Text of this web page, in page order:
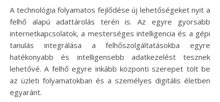
A technológia folyamatos fejlődése új lehetőségeket nyit a
felhő alapú adattárolás terén is. Az egyre gyorsabb
internetkapcsolatok, a mesterséges intelligencia és a gépi
tanulás integrálása a felhőszolgáltatásokba egyre
hatékonyabb és intelligensebb adatkezelést tesznek
lehetővé. A felhő egyre inkább központi szerepet tölt be
az üzleti folyamatokban és a személyes digitális életben
egyaránt.